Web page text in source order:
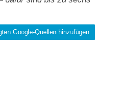
Google-Quellen hinzufügen